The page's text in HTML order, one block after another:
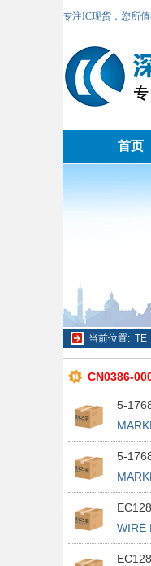
专注IC现货，您所
首页
当前位置: TE
CN0386-
5-
5-
WIRE